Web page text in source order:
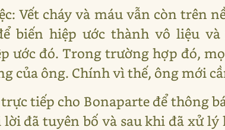
Vết cháy và máu vẫn còn trên
biến hiệp ước thành vô liệu
ước đó. Trong trường hợp đó,
của ông. Chính vì thế, ông mới
tiếp cho Bonaparte để thông
đã tuyên bố và sau khi đã xử lý